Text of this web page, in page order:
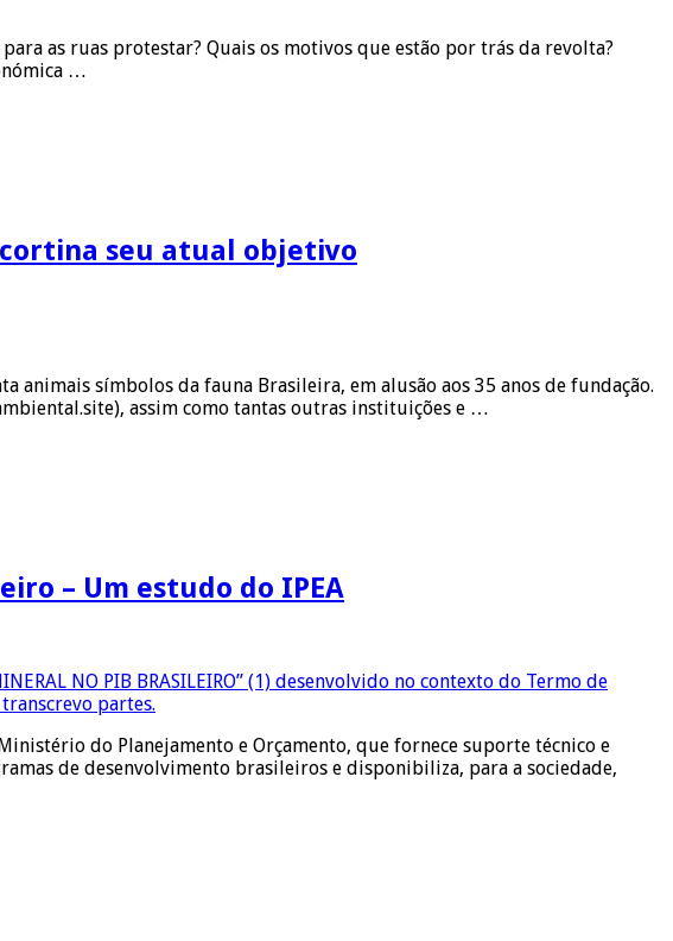
as ruas protestar? Quais os motivos que estão por trás da revolta?
…
seu atual objetivo
animais símbolos da fauna Brasileira, em alusão aos 35 anos de fundação.
assim como tantas outras instituições e …
– Um estudo do IPEA
do Planejamento e Orçamento, que fornece suporte técnico e
de desenvolvimento brasileiros e disponibiliza, para a sociedade,